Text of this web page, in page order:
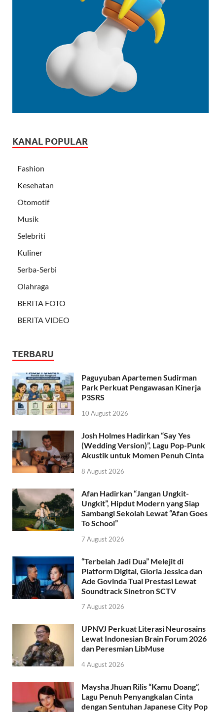
KANAL POPULAR
Fashion
Kesehatan
Otomotif
Musik
Selebriti
Kuliner
Serba-Serbi
Olahraga
BERITA FOTO
BERITA VIDEO
TERBARU
Paguyuban Apartemen Sudirman
Park Perkuat Pengawasan Kinerja
P3SRS
10 August 2026
Josh Holmes Hadirkan “Say Yes
(Wedding Version)”, Lagu Pop-Punk
Akustik untuk Momen Penuh Cinta
8 August 2026
Afan Hadirkan “Jangan Ungkit-
Ungkit”, Hipdut Modern yang Siap
Sambangi Sekolah Lewat “Afan Goes
To School”
7 August 2026
“Terbelah Jadi Dua” Melejit di
Platform Digital, Gloria Jessica dan
Ade Govinda Tuai Prestasi Lewat
Soundtrack Sinetron SCTV
7 August 2026
UPNVJ Perkuat Literasi Neurosains
Lewat Indonesian Brain Forum 2026
dan Peresmian LibMuse
4 August 2026
Maysha Jhuan Rilis “Kamu Doang”,
Lagu Penuh Penyangkalan Cinta
dengan Sentuhan Japanese City Pop